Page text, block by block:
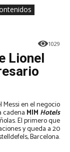
1029
Lionel
en el negocio
cadena MIM Hotels
El primero que
y queda a 20
Barcelona.